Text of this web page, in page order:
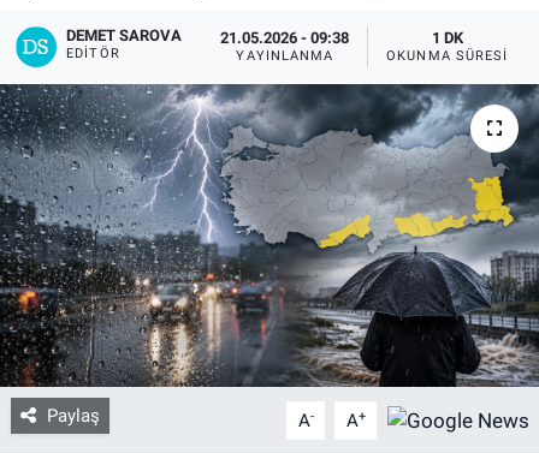
DEMET SAROVA
EDITÖR
21.05.2026 - 09:38
YAYINLANMA
1 DK
OKUNMA SÜRESI
Paylaş A- A+
İLAN
Bize ulaşın
İletişim/Künye
Yaşam
Gözden Kaçmasın
İletişim (Künye)